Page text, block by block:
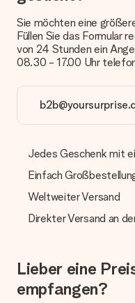
Kundenservice.
Zahlung
Wir bieten die folgenden
mit normaler
Kreditkarte oder auf
manuellen Überweisung
Geschenk
Was, wenn das
erfüllt?
Sollte das Geschenk
Wird die Rechnung mit
Alle Lieferungen erfolgen
Sie möchten eine
Füllen Sie das Formular
von 24 Stunden ein
08.30 - 17.00 Uhr
Jedes Geschenk mit
Einfach
Weltweiter Versand
Direkter Versand an
Lieber eine
empfangen?